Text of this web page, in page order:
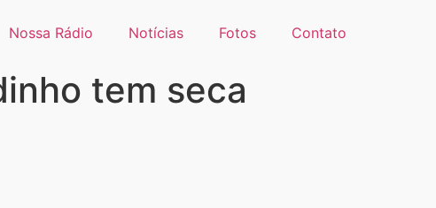
Nossa Rádio Notícias Fotos Contato
tem seca